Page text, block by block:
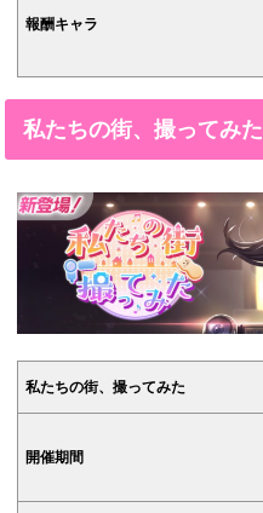
報酬キャラ
私たちの街、撮ってみた
私たちの街、撮ってみた
開催期間